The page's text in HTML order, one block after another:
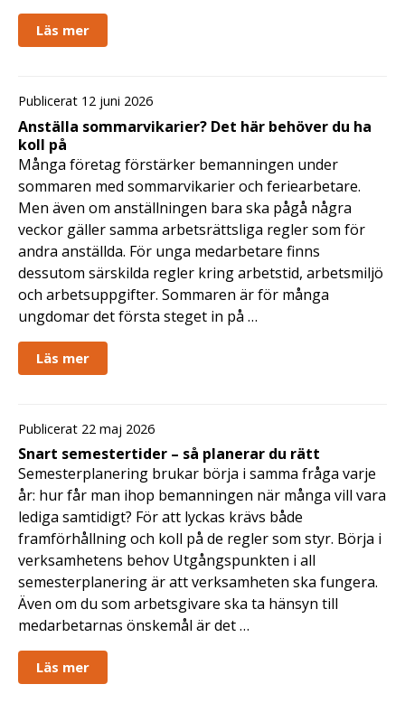
Läs mer
Publicerat 12 juni 2026
Anställa sommarvikarier? Det här behöver du ha
koll på
Många företag förstärker bemanningen under
sommaren med sommarvikarier och feriearbetare.
Men även om anställningen bara ska pågå några
veckor gäller samma arbetsrättsliga regler som för
andra anställda. För unga medarbetare finns
dessutom särskilda regler kring arbetstid, arbetsmiljö
och arbetsuppgifter. Sommaren är för många
ungdomar det första steget in på …
Läs mer
Publicerat 22 maj 2026
Snart semestertider – så planerar du rätt
Semesterplanering brukar börja i samma fråga varje
år: hur får man ihop bemanningen när många vill vara
lediga samtidigt? För att lyckas krävs både
framförhållning och koll på de regler som styr. Börja i
verksamhetens behov Utgångspunkten i all
semesterplanering är att verksamheten ska fungera.
Även om du som arbetsgivare ska ta hänsyn till
medarbetarnas önskemål är det …
Läs mer